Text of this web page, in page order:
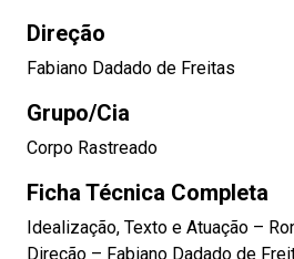
Direção
Fabiano Dadado de Freitas
Grupo/Cia
Corpo Rastreado
Ficha Técnica Completa
Idealização, Texto e Atuação –
Direção – Fabiano Dadado de